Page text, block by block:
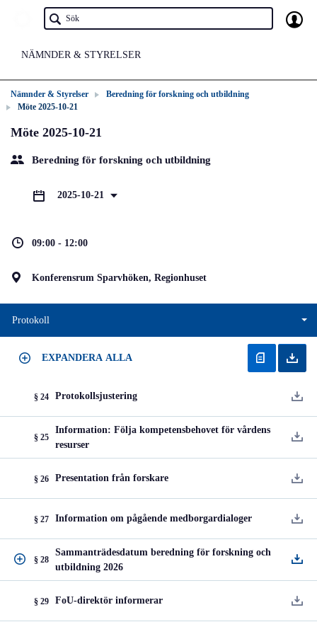
NÄMNDER & STYRELSER
Nämnder & Styrelser
Beredning för forskning och utbildning
Möte 2025-10-21
Möte 2025-10-21
Beredning för forskning och utbildning
2025-10-21
09:00 - 12:00
Konferensrum Sparvhöken, Regionhuset
Protokoll
EXPANDERA ALLA
§ 24 Protokollsjustering
§ 25
Information: Följa kompetensbehovet för vårdens
resurser
§ 26 Presentation från forskare
§ 27 Information om pågående medborgardialoger
§ 28
Sammanträdesdatum beredning för forskning och
utbildning 2026
§ 29 FoU-direktör informerar